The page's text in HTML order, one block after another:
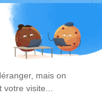
souvenirs, une
des
un lieu
de Paul